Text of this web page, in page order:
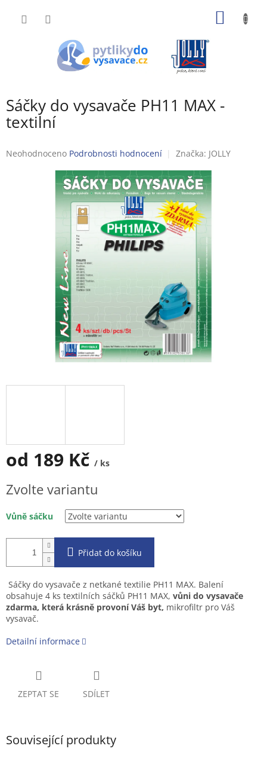
Sáčky do vysavače PH11 MAX -
textilní
Průměrné
Neohodnoceno Podrobnosti hodnocení Značka: JOLLY
od 189 Kč / ks
cena:
Zvolte variantu
Vůně sáčku
Přidat do košíku
Sáčky do vysavače z netkané textilie PH11 MAX. Balení
obsahuje 4 ks textilních sáčků PH11 MAX, vůni do vysavače
zdarma, která krásně provoní Váš byt, mikrofiltr pro Váš
vysavač.
Detailní informace
ZEPTAT SE SDÍLET
Související produkty